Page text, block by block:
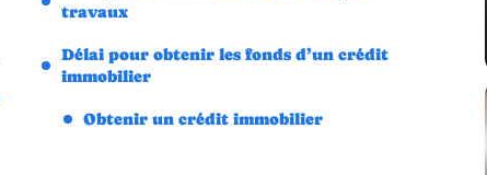
travaux
Délai pour obtenir les fonds d’un crédit
immobilier
Obtenir un crédit immobilier